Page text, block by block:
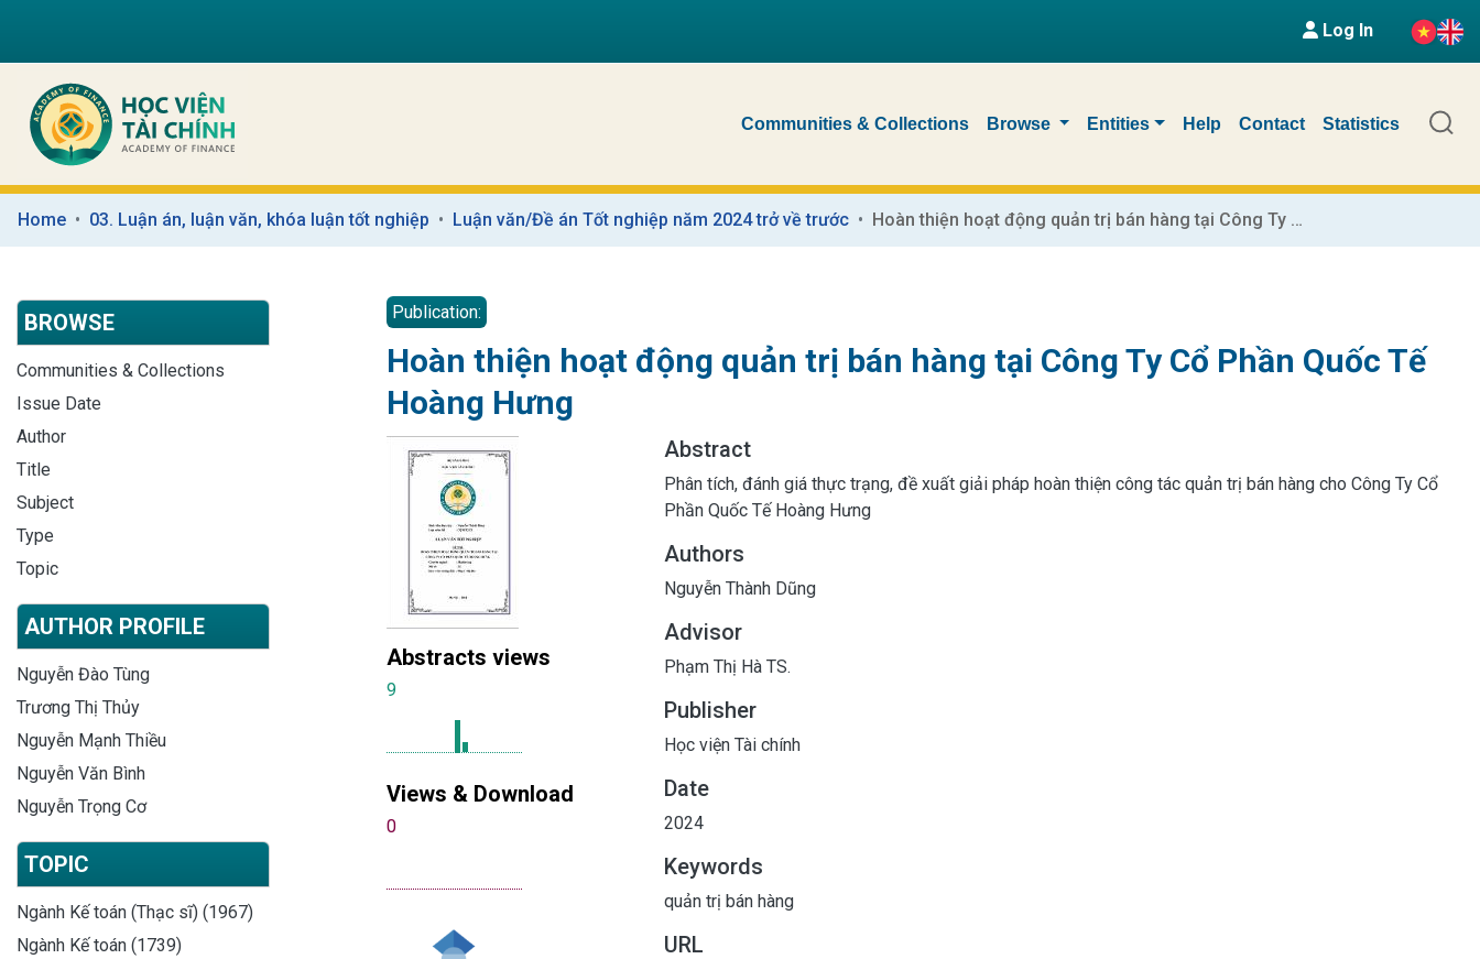
Log In
Communities & Collections Browse Entities Help Contact Statistics
Home 03. Luận án, luận văn, khóa luận tốt nghiệp Luận văn/Đề án Tốt nghiệp năm 2024 trở về trước Hoàn thiện hoạt động quản trị bán hàng tại Công Ty Cổ Phần Quốc Tế Hoàng Hưng
BROWSE
Communities & Collections
Issue Date
Author
Title
Subject
Type
Topic
AUTHOR PROFILE
Nguyễn Đào Tùng
Trương Thị Thủy
Nguyễn Mạnh Thiều
Nguyễn Văn Bình
Nguyễn Trọng Cơ
TOPIC
Ngành Kế toán (Thạc sĩ) (1967)
Ngành Kế toán (1739)
Publication:
Hoàn thiện hoạt động quản trị bán hàng tại Công Ty Cổ Phần Quốc Tế
Hoàng Hưng
Abstracts views
9
Views & Download
0
Abstract
Phân tích, đánh giá thực trạng, đề xuất giải pháp hoàn thiện công tác quản trị bán hàng cho Công Ty Cổ
Phần Quốc Tế Hoàng Hưng
Authors
Nguyễn Thành Dũng
Advisor
Phạm Thị Hà TS.
Publisher
Học viện Tài chính
Date
2024
Keywords
quản trị bán hàng
URL